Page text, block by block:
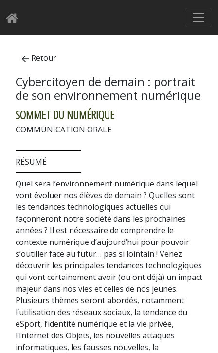
Retour
Cybercitoyen de demain : portrait
de son environnement numérique
SOMMET DU NUMÉRIQUE
COMMUNICATION ORALE
RÉSUMÉ
Quel sera l’environnement numérique dans lequel
vont évoluer nos élèves de demain ? Quelles sont
les tendances technologiques actuelles qui
façonneront notre société dans les prochaines
années ? Il est nécessaire de comprendre le
contexte numérique d’aujourd’hui pour pouvoir
s’outiller face au futur… pas si lointain ! Venez
découvrir les principales tendances technologiques
qui vont certainement avoir (ou ont déjà) un impact
majeur dans nos vies et celles de nos jeunes.
Plusieurs thèmes seront abordés, notamment
l’utilisation des réseaux sociaux, la tendance du
eSport, l’identité numérique et la vie privée,
l’Internet des Objets, les nouvelles attaques
informatiques, les fausses nouvelles, la